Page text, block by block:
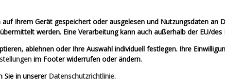
Ihrem Gerät gespeichert oder ausgelesen und Nutzungsdaten an
werden. Eine Verarbeitung kann auch außerhalb der EU/des
ablehnen oder Ihre Auswahl individuell festlegen. Ihre
im Footer widerrufen oder ändern.
Sie in unserer Datenschutzrichtlinie.